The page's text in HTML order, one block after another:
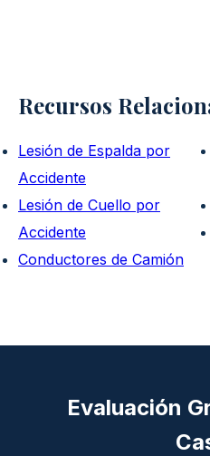
Recursos
Lesión de Espalda por
Accidente
Lesión de Cuello por
Accidente
Conductores de Camión
Evaluación